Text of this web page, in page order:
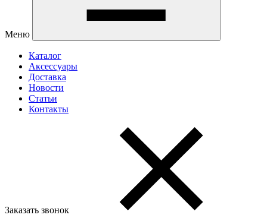
Меню
Каталог
Аксессуары
Доставка
Новости
Статьи
Контакты
Заказать звонок